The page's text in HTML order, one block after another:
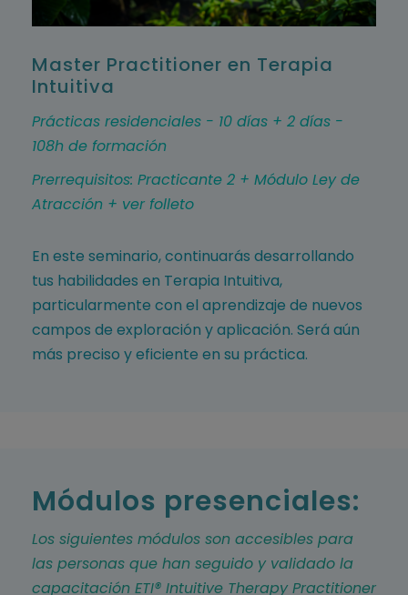
Master Practitioner en Terapia
Intuitiva
Prácticas residenciales - 10 días + 2 días -
108h de formación
Prerrequisitos: Practicante 2 + Módulo Ley de
Atracción + ver folleto
En este seminario, continuarás desarrollando
tus habilidades en Terapia Intuitiva,
particularmente con el aprendizaje de nuevos
campos de exploración y aplicación. Será aún
más preciso y eficiente en su práctica.
Módulos presenciales:
Los siguientes módulos son accesibles para
las personas que han seguido y validado la
capacitación ETI® Intuitive Therapy Practitioner